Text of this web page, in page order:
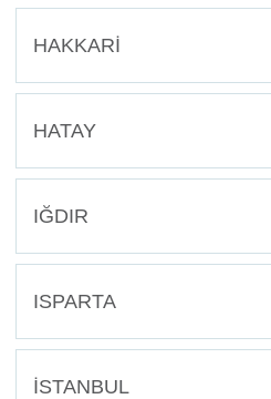
HAKKARİ
HATAY
IĞDIR
ISPARTA
İSTANBUL